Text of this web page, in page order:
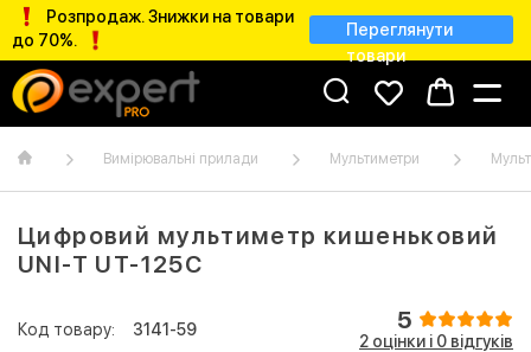
Розпродаж. Знижки на товари
до 70%.
Переглянути
товари
Вимірювальні прилади Мультиметри
Цифровий мультиметр кишеньковий
UNI-T UT-125C
Код товару: 3141-59 5
2 оцінки і 0 відгуків